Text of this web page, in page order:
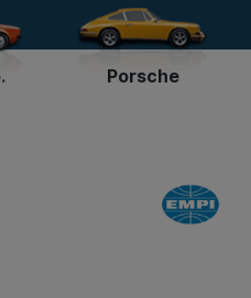
Porsche